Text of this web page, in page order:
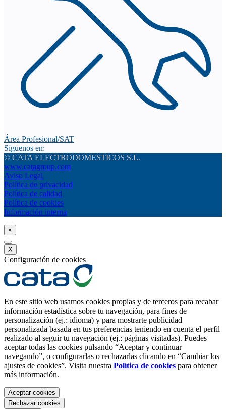
Área Profesional/SAT
Síguenos en:
© CATA ELECTRODOMESTICOS S.L.
www.catagroup.com
Aviso Legal
Política de privacidad
Política de calidad
Política de cookies
Información interna
×
X
Configuración de cookies
En este sitio web usamos cookies propias y de terceros para recabar
información estadística sobre tu navegación, para fines de
personalización (ej.: idioma) y para mostrarte publicidad
personalizada basada en tus preferencias teniendo en cuenta el perfil
realizado al seguir tu navegación (ej.: páginas visitadas). Puedes
aceptar todas las cookies pulsando “Aceptar y continuar
navegando”, o configurarlas o rechazarlas clicando en “Cambiar los
ajustes de cookies”. Visita nuestra Política de cookies para obtener
más información.
Aceptar cookies
Rechazar cookies